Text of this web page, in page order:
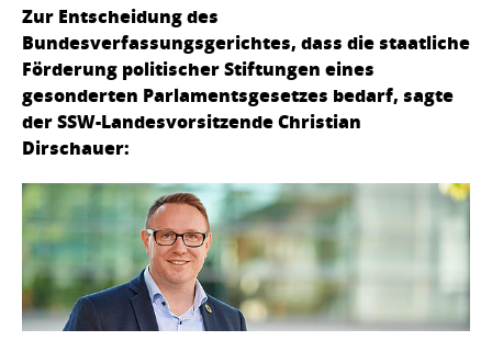
Zur Entscheidung des
Bundesverfassungsgerichtes, dass die staatliche
Förderung politischer Stiftungen eines
gesonderten Parlamentsgesetzes bedarf, sagte
der SSW-Landesvorsitzende Christian
Dirschauer: